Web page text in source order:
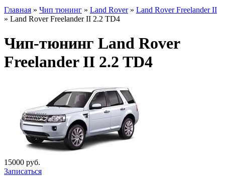
Главная » Чип тюнинг » Land Rover» Land Rover Freelander II
» Land Rover Freelander II 2.2 TD4
Чип-тюнинг Land Rover
Freelander II 2.2 TD4
15000 руб.
Записаться